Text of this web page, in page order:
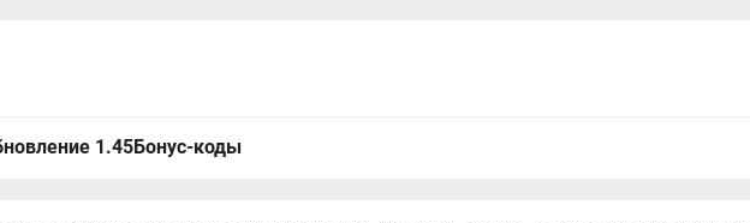
1.45Бонус-коды